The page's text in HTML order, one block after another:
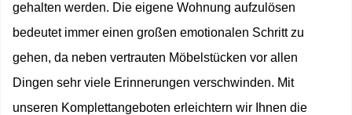
gehalten werden. Die eigene Wohnung aufzulösen
bedeutet immer einen großen emotionalen Schritt zu
gehen, da neben vertrauten Möbelstücken vor allen
Dingen sehr viele Erinnerungen verschwinden. Mit
unseren Komplettangeboten erleichtern wir Ihnen die